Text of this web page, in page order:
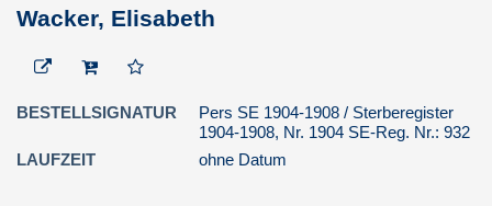
Amt 30 / Rechtsamt / Zentrale
Rechtsdienstleistungen und
Amt 33 / Amt für Bürger und Ratsservice
Amt 33.0 / Stabsstelle / Büro
Wacker, Elisabeth
BESTELLSIGNATUR
Pers SE 1904-1908 / Sterberegister
1904-1908, Nr. 1904 SE-Reg. Nr.: 932
LAUFZEIT
ohne Datum